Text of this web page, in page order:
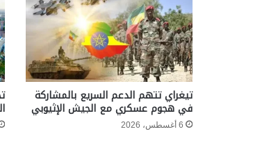
تيغراي تتهم الدعم السريع بالمشاركة
في هجوم عسكري مع الجيش الإثيوبي
6 أغسطس، 2026